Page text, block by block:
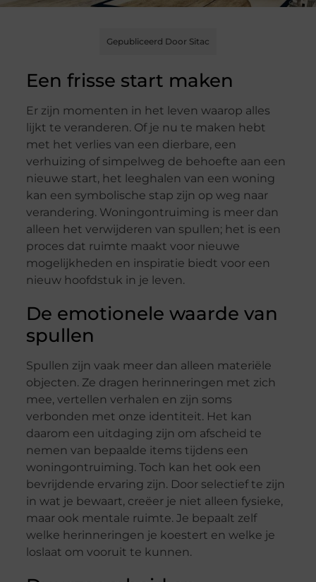
Gepubliceerd Door Sitac
Een frisse start maken
Er zijn momenten in het leven waarop alles
lijkt te veranderen. Of je nu te maken hebt
met het verlies van een dierbare, een
verhuizing of simpelweg de behoefte aan een
nieuwe start, het leeghalen van een woning
kan een symbolische stap zijn op weg naar
verandering. Woningontruiming is meer dan
alleen het verwijderen van spullen; het is een
proces dat ruimte maakt voor nieuwe
mogelijkheden en inspiratie biedt voor een
nieuw hoofdstuk in je leven.
De emotionele waarde van
spullen
Spullen zijn vaak meer dan alleen materiële
objecten. Ze dragen herinneringen met zich
mee, vertellen verhalen en zijn soms
verbonden met onze identiteit. Het kan
daarom een uitdaging zijn om afscheid te
nemen van bepaalde items tijdens een
woningontruiming. Toch kan het ook een
bevrijdende ervaring zijn. Door selectief te zijn
in wat je bewaart, creëer je niet alleen fysieke,
maar ook mentale ruimte. Je bepaalt zelf
welke herinneringen je koestert en welke je
loslaat om vooruit te kunnen.